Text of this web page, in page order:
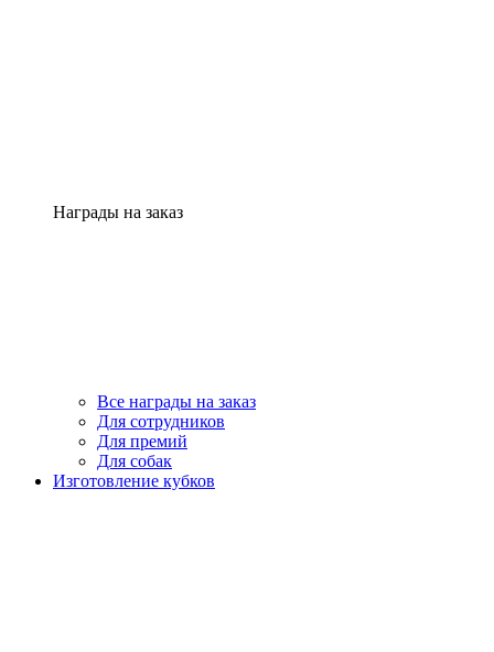
Награды на заказ
Все награды на заказ
Для сотрудников
Для премий
Для собак
Изготовление кубков